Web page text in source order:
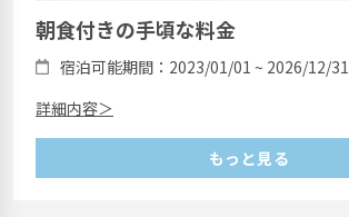
朝食付きの手頃な料金
宿泊可能期間：2023/01/01 ~ 2026/12/31
詳細内容＞
もっと見る